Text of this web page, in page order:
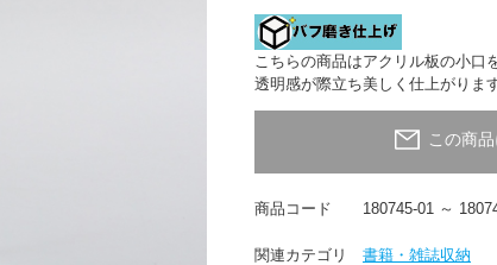
こちらの商品はアクリル板の小口
透明感が際立ち美しく仕上がります
この商
商品コード 180745-01 ～
関連カテゴリ 書籍・雑誌収納